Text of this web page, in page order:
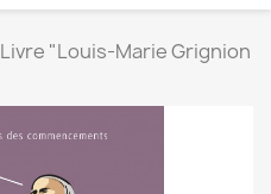
Livre "Louis-Marie Grignion